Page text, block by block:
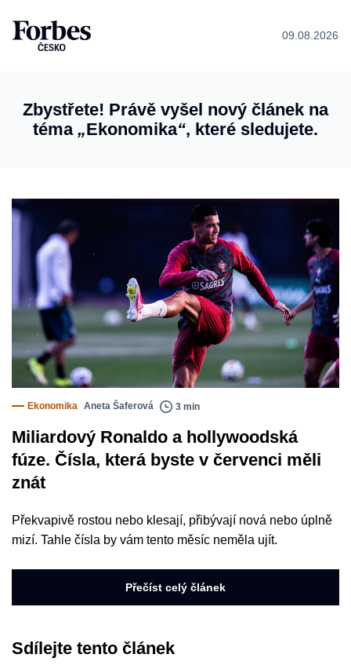
09.08.2026
Zbystřete! Právě vyšel nový článek na
téma „Ekonomika“, které sledujete.
Ekonomika Aneta Šaferová 3 min
Miliardový Ronaldo a hollywoodská
fúze. Čísla, která byste v červenci měli
znát
Překvapivě rostou nebo klesají, přibývají nová nebo úplně
mizí. Tahle čísla by vám tento měsíc neměla ujít.
Přečíst celý článek
Sdílejte tento článek